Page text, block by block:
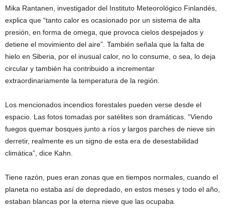
Mika Rantanen, investigador del Instituto Meteorológico Finlandés,
explica que “tanto calor es ocasionado por un sistema de alta
presión, en forma de omega, que provoca cielos despejados y
detiene el movimiento del aire”. También señala que la falta de
hielo en Siberia, por el inusual calor, no lo consume, o sea, lo deja
circular y también ha contribuido a incrementar
extraordinariamente la temperatura de la región.
Los mencionados incendios forestales pueden verse desde el
espacio. Las fotos tomadas por satélites son dramáticas. “Viendo
fuegos quemar bosques junto a ríos y largos parches de nieve sin
derretir, realmente es un signo de esta era de desestabilidad
climática”, dice Kahn.
Tiene razón, pues eran zonas que en tiempos normales, cuando el
planeta no estaba así de depredado, en estos meses y todo el año,
estaban blancas por la eterna nieve que las ocupaba.